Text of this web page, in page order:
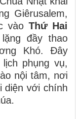
Giêrusalem,
vào Thứ Hai
đầy thao
Khó. Đây
phụng vụ,
nội tâm, nơi
diện với chính